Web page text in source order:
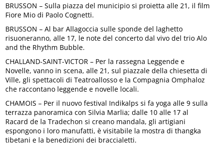
BRUSSON – Sulla piazza del municipio si proietta alle 21, il film
Fiore Mio di Paolo Cognetti.
BRUSSON – Al bar Allagoccia sulle sponde del laghetto
risuoneranno, alle 17, le note del concerto dal vivo del trio Alo
and the Rhythm Bubble.
CHALLAND-SAINT-VICTOR – Per la rassegna Leggende e
Novelle, vanno in scena, alle 21, sul piazzale della chiesetta di
Ville, gli spettacoli di Teatroallosso e la Compagnia Omphaloz
che raccontano leggende e novelle locali.
CHAMOIS – Per il nuovo festival Indikalps si fa yoga alle 9 sulla
terrazza panoramica con Silvia Marlia; dalle 10 alle 17 al
Racard de la Tradechon si creano mandala, gli artigiani
espongono i loro manufatti, è visitabile la mostra di thangka
tibetani e la benedizioni dei braccialetti.